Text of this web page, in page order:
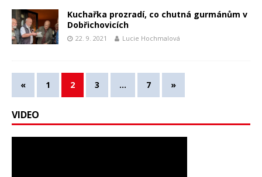
Kuchařka prozradí, co chutná gurmánům v
Dobřichovicích
22. 9. 2021 Lucie Hochmalová
« 1 2 3 … 7 »
VIDEO